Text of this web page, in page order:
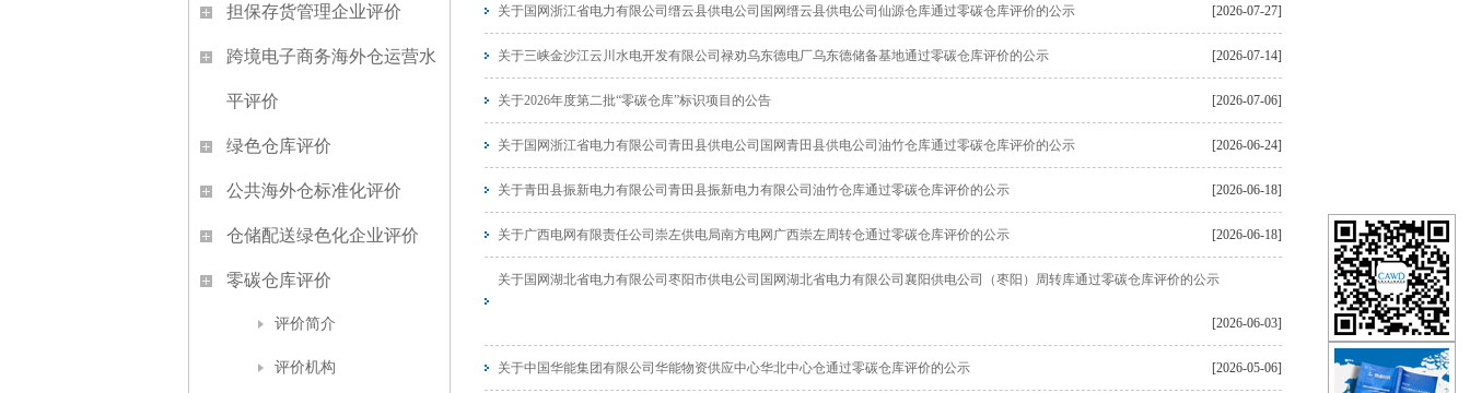
担保存货管理企业评价
跨境电子商务海外仓运营水
平评价
绿色仓库评价
公共海外仓标准化评价
仓储配送绿色化企业评价
零碳仓库评价
评价简介
评价机构
关于国网浙江省电力有限公司缙云县供电公司国网缙云县供电公司仙源仓库通过零碳仓库评价的公示 [2026-07-27]
关于三峡金沙江云川水电开发有限公司禄劝乌东德电厂乌东德储备基地通过零碳仓库评价的公示 [2026-07-14]
关于2026年度第二批“零碳仓库”标识项目的公告 [2026-07-06]
关于国网浙江省电力有限公司青田县供电公司国网青田县供电公司油竹仓库通过零碳仓库评价的公示 [2026-06-24]
关于青田县振新电力有限公司青田县振新电力有限公司油竹仓库通过零碳仓库评价的公示 [2026-06-18]
关于广西电网有限责任公司崇左供电局南方电网广西崇左周转仓通过零碳仓库评价的公示 [2026-06-18]
关于国网湖北省电力有限公司枣阳市供电公司国网湖北省电力有限公司襄阳供电公司（枣阳）周转库通过零碳仓库评价的公示
[2026-06-03]
关于中国华能集团有限公司华能物资供应中心华北中心仓通过零碳仓库评价的公示 [2026-05-06]